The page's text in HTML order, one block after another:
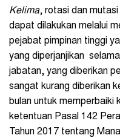
Kelima, rotasi dan
dapat dilakukan melalui
pejabat pimpinan tinggi
yang diperjanjikan
jabatan, yang diberikan
sangat kurang diberikan
bulan untuk memperbaiki
ketentuan Pasal 142
Tahun 2017 tentang